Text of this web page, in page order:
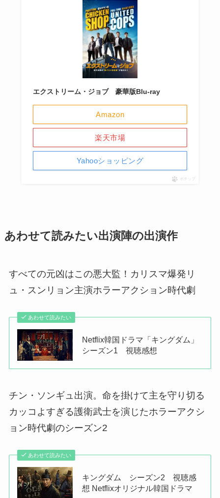
エクストリーム・ジョブ 豪華版Blu-ray
Amazon
楽天市場
Yahooショッピング
ポチップ
あわせて読みたい出演陣の出演作
すべての元凶はこの悪大監！カリスマ爆発リ
ュ・スンリョン主演ホラーアクション時代劇
あわせて読みたい
Netflix韓国ドラマ「キングダム」
シーズン1 視聴感想
チン・ソンギュ出演。命を掛けて主を守り切る
カッコよすぎる護衛武士を演じたホラーアクシ
ョン時代劇のシーズン2
あわせて読みたい
キングダム シーズン2 視聴感
想 Netflixオリジナル韓国ドラマ